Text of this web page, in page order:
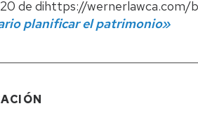
20 de dihttps://wernerlawca.com/
planificar el patrimonio»